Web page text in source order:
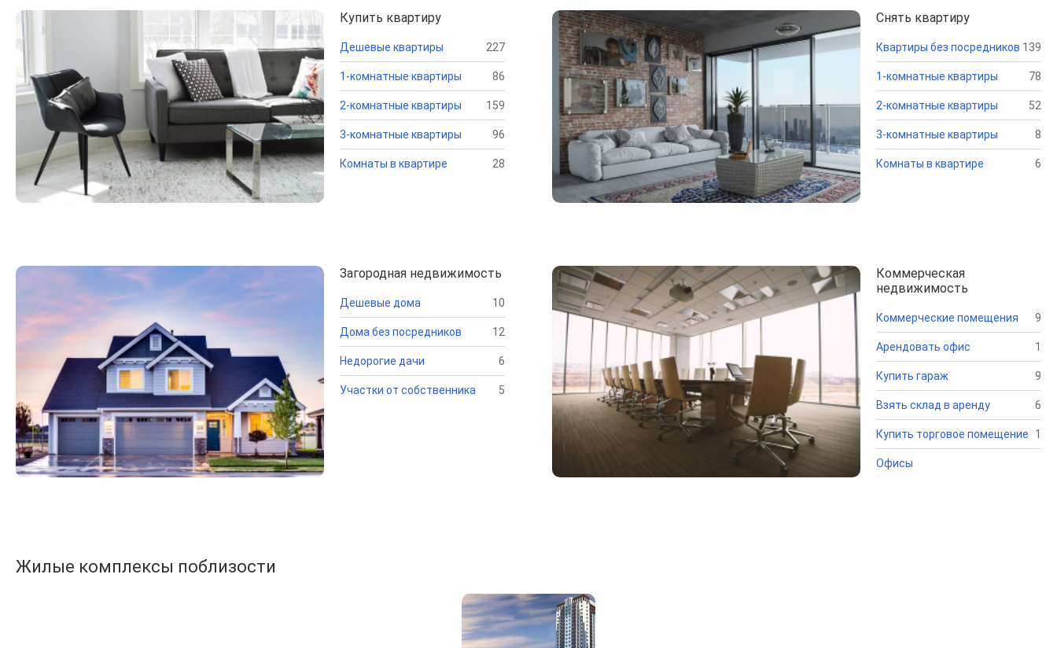
Купить квартиру
Дешевые квартиры 227
1-комнатные квартиры 86
2-комнатные квартиры 159
3-комнатные квартиры 96
Комнаты в квартире 28
Снять квартиру
Квартиры без посредников 139
1-комнатные квартиры 78
2-комнатные квартиры 52
3-комнатные квартиры 8
Комнаты в квартире 6
Загородная недвижимость
Дешевые дома 10
Дома без посредников 12
Недорогие дачи 6
Участки от собственника 5
Коммерческая
недвижимость
Коммерческие помещения 9
Арендовать офис 1
Купить гараж 9
Взять склад в аренду 6
Купить торговое помещение 1
Офисы
Жилые комплексы поблизости